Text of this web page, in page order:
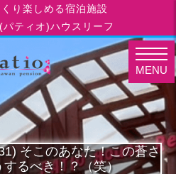
り楽しめる宿泊施設
ティオ)ハウスリーフ
そこのあなた！この蒼さ
るべき！？（笑）
MENU